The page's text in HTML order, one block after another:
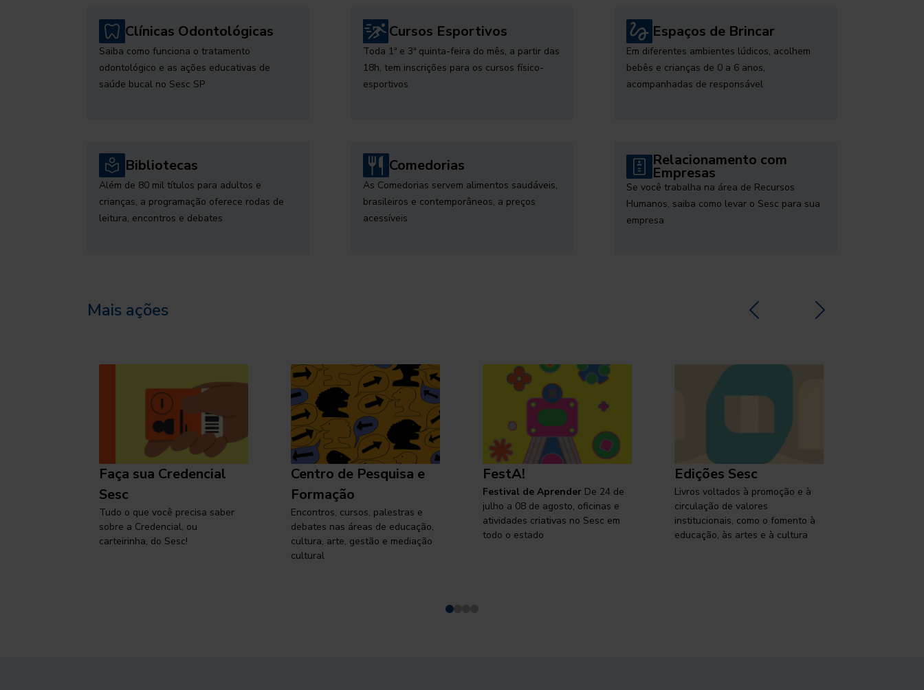
Clínicas Odontológicas
Saiba como funciona o tratamento
odontológico e as ações educativas de
saúde bucal no Sesc SP
Cursos Esportivos
Toda 1ª e 3ª quinta-feira do mês, a partir das
18h, tem inscrições para os cursos físico-
esportivos
Espaços de Brincar
Em diferentes ambientes lúdicos, acolhem
bebês e crianças de 0 a 6 anos,
acompanhadas de responsável
Bibliotecas
Além de 80 mil títulos para adultos e
crianças, a programação oferece rodas de
leitura, encontros e debates
Comedorias
As Comedorias servem alimentos saudáveis,
brasileiros e contemporâneos, a preços
acessíveis
Relacionamento com
Empresas
Se você trabalha na área de Recursos
Humanos, saiba como levar o Sesc para sua
empresa
Mais ações
Faça sua Credencial
Sesc
Tudo o que você precisa saber
sobre a Credencial, ou
carteirinha, do Sesc!
Centro de Pesquisa e
Formação
Encontros, cursos, palestras e
debates nas áreas de educação,
cultura, arte, gestão e mediação
cultural
FestA!
Festival de Aprender De 24 de
julho a 08 de agosto, oficinas e
atividades criativas no Sesc em
todo o estado
Edições Sesc
Livros voltados à promoção e à
circulação de valores
institucionais, como o fomento à
educação, às artes e à cultura